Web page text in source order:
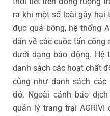
ra khi một số loài gây hại
đục quả bông, hệ thống
dân về các cuộc tấn công
dưới dạng báo động. Hệ
danh sách các hoạt chất
cũng như danh sách
đó. Ngoài cảnh báo
quản lý trang trại